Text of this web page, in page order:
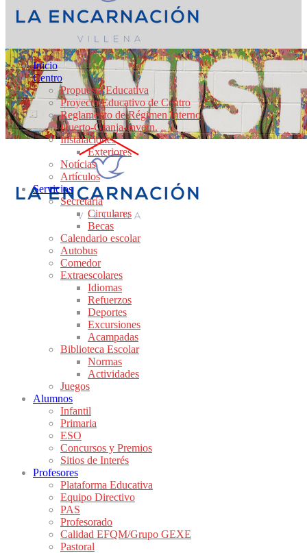
Inicio
Centro
Propuesta Educativa
Proyecto Educativo de Centro
Reglamento de Régimen Interno
Huerto-Granja-Invern.
Instalaciones
Exteriores
Notícias
Artículos
Servicios
Secretaría
Circulares
Becas
Calendario escolar
Autobus
Comedor
Extraescolares
Idiomas
Refuerzos
Deportes
Excursiones
Acampadas
Biblioteca Escolar
Normas
Actividades
Juegos
Alumnos
Infantil
Primaria
ESO
Concursos y Premios
Sitios de Interés
Profesores
Plataforma Educativa
Equipo Directivo
PAS
Profesorado
Calidad EFQM/Grupo GEXE
Pastoral